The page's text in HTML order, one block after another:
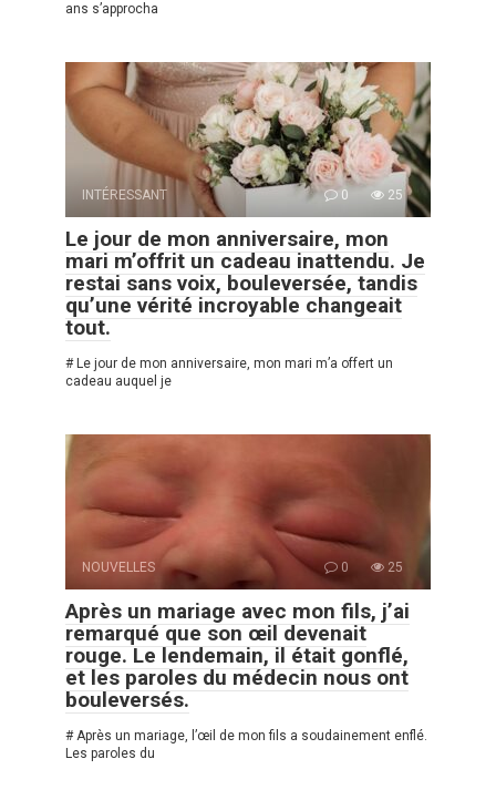
ans s’approcha
INTÉRESSANT 0 25
Le jour de mon anniversaire, mon
mari m’offrit un cadeau inattendu. Je
restai sans voix, bouleversée, tandis
qu’une vérité incroyable changeait
tout.
# Le jour de mon anniversaire, mon mari m’a offert un
cadeau auquel je
NOUVELLES 0 25
Après un mariage avec mon fils, j’ai
remarqué que son œil devenait
rouge. Le lendemain, il était gonflé,
et les paroles du médecin nous ont
bouleversés.
# Après un mariage, l’œil de mon fils a soudainement enflé.
Les paroles du